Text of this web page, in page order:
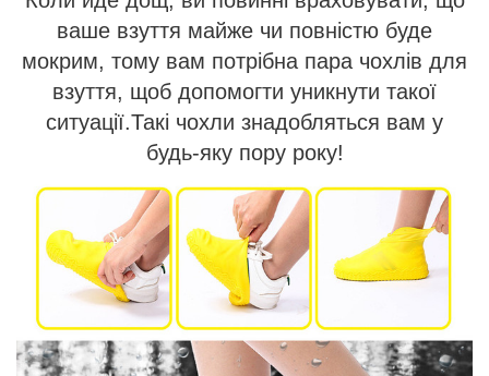
ваше взуття майже чи повністю буде
мокрим, тому вам потрібна пара чохлів для
взуття, щоб допомогти уникнути такої
ситуації.Такі чохли знадобляться вам у
будь-яку пору року!